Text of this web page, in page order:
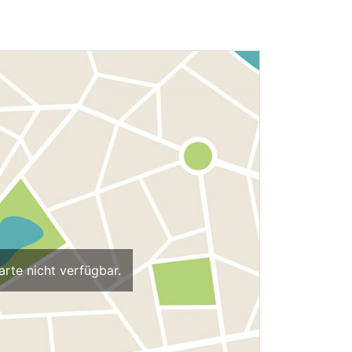
nicht verfügbar.